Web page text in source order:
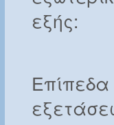
εξής: